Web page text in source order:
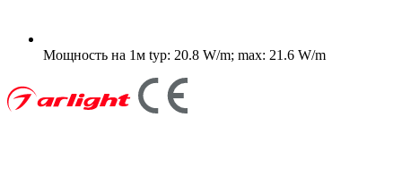
Мощность на 1м typ: 20.8 W/m; max: 21.6 W/m